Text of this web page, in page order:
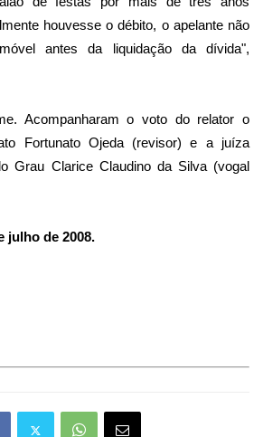
houvesse o débito, o apelante não
antes da liquidação da dívida",
Acompanharam o voto do relator o
Fortunato Ojeda (revisor) e a juíza
Grau Clarice Claudino da Silva (vogal
julho de 2008.